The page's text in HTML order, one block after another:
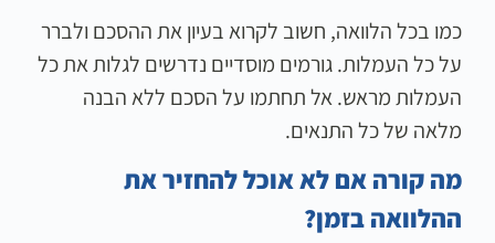
כמו בכל הלוואה, חשוב לקרוא בעיון את ההסכם ולברר
על כל העמלות. גורמים מוסדיים נדרשים לגלות את כל
העמלות מראש. אל תחתמו על הסכם ללא הבנה
מלאה של כל התנאים.
מה קורה אם לא אוכל להחזיר את
ההלוואה בזמן?